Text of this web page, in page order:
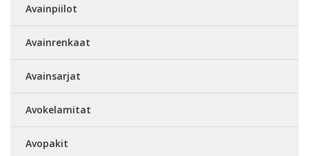
Avainpiilot
Avainrenkaat
Avainsarjat
Avokelamitat
Avopakit